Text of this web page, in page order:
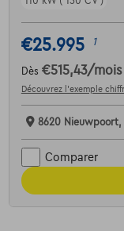
€25.995 1
Dès €515,43/mois
Découvrez l’exemple
8620 Nieuwpoort,
Comparer